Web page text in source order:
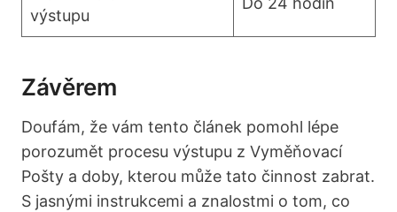
výstupu
Závěrem
Doufám, že vám tento článek pomohl lépe
porozumět procesu výstupu z Vyměňovací
Pošty a doby, kterou může tato činnost zabrat.
S jasnými instrukcemi a znalostmi o tom, co